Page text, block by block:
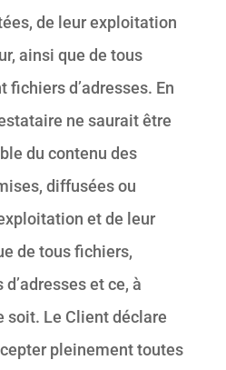
de leur exploitation
ainsi que de tous
d’adresses. En
ne saurait être
du contenu des
diffusées ou
et de leur
de tous fichiers,
et ce, à
soit. Le Client déclare
pleinement toutes